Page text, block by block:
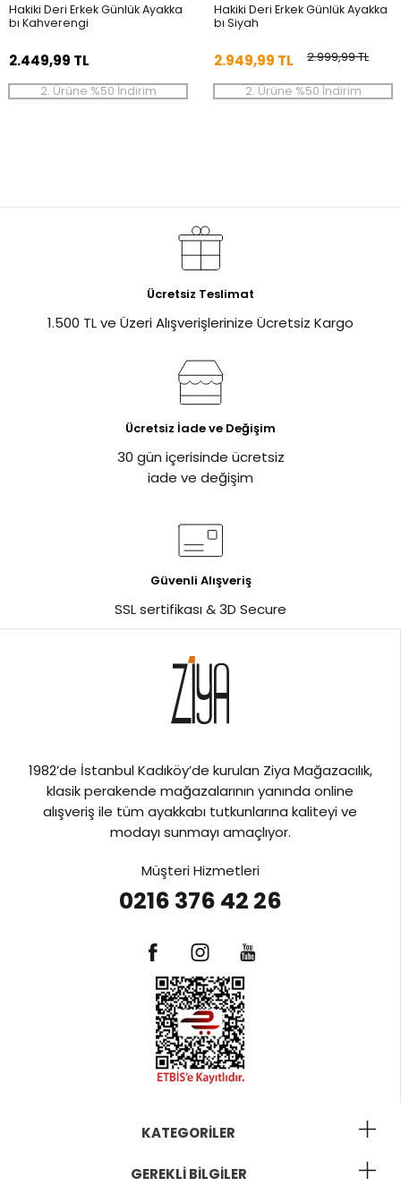
Hakiki Deri Erkek Günlük Ayakka
bı Kahverengi
2.449,99 TL
2. Ürüne %50 İndirim
Hakiki Deri Erkek Günlük Ayakka
bı Siyah
2.999,99 TL
2.949,99 TL
2. Ürüne %50 İndirim
Ücretsiz Teslimat
1.500 TL ve Üzeri Alışverişlerinize Ücretsiz Kargo
Ücretsiz İade ve Değişim
30 gün içerisinde ücretsiz
iade ve değişim
Güvenli Alışveriş
SSL sertifikası & 3D Secure
1982’de İstanbul Kadıköy’de kurulan Ziya Mağazacılık,
klasik perakende mağazalarının yanında online
alışveriş ile tüm ayakkabı tutkunlarına kaliteyi ve
modayı sunmayı amaçlıyor.
Müşteri Hizmetleri
0216 376 42 26
KATEGORILER
GEREKLI BILGILER